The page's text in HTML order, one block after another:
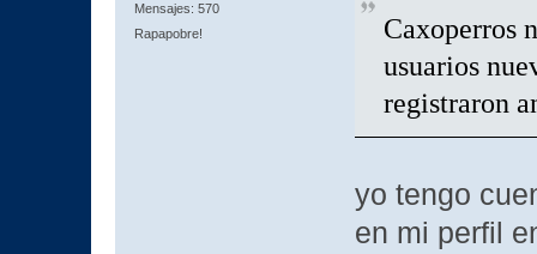
Mensajes: 570
Rapapobre!
Caxoperros
usuarios
registraron
yo tengo
en mi perfil